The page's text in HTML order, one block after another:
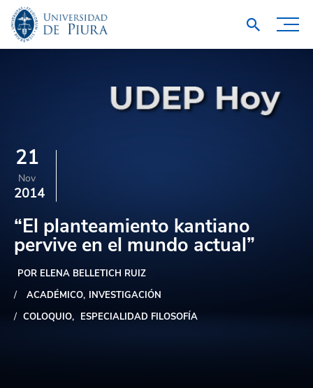
21
Nov
2014
“El planteamiento kantiano
pervive en el mundo actual”
POR ELENA BELLETICH RUIZ
ACADÉMICO INVESTIGACIÓN
COLOQUIO
ESPECIALIDAD FILOSOFÍA